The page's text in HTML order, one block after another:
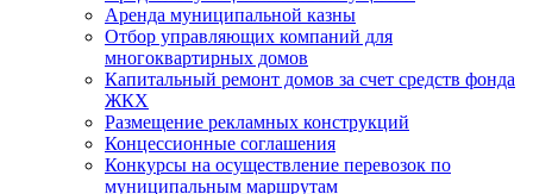
Аренда муниципальной казны
Отбор управляющих компаний для
многоквартирных домов
Капитальный ремонт домов за счет средств фонда
ЖКХ
Размещение рекламных конструкций
Концессионные соглашения
Конкурсы на осуществление перевозок по
муниципальным маршрутам